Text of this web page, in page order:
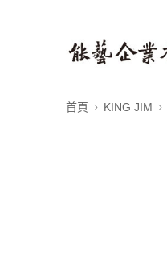
首頁 KING JIM